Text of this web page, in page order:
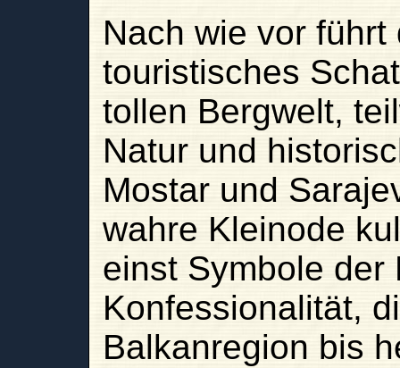
Nach wie vor
touristisches
tollen Bergwelt,
Natur und
Mostar und
wahre Kleinode
einst Symbole der
Konfessionalität,
Balkanregion bis